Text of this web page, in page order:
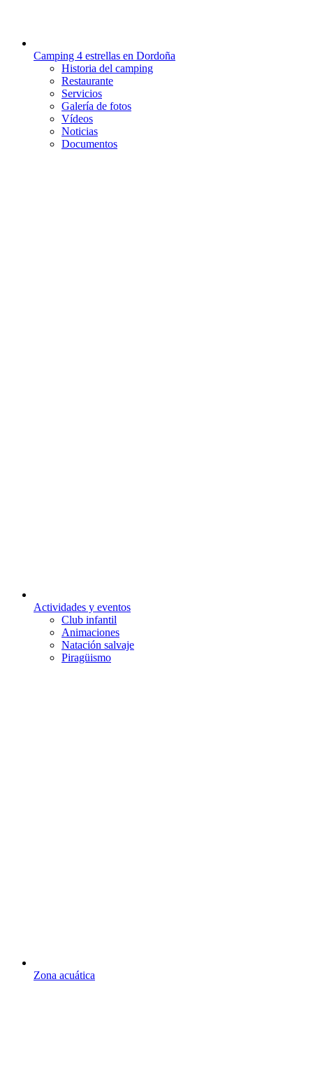
Camping 4 estrellas en Dordoña
Historia del camping
Restaurante
Servicios
Galería de fotos
Vídeos
Noticias
Documentos
Actividades y eventos
Club infantil
Animaciones
Natación salvaje
Piragüismo
Zona acuática